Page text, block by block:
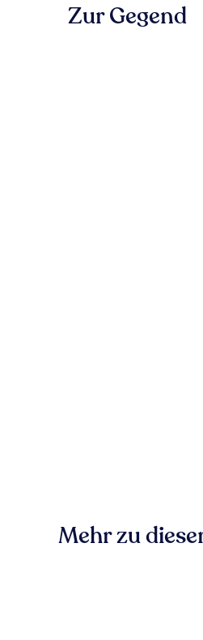
Zur Gegend
Mehr zu